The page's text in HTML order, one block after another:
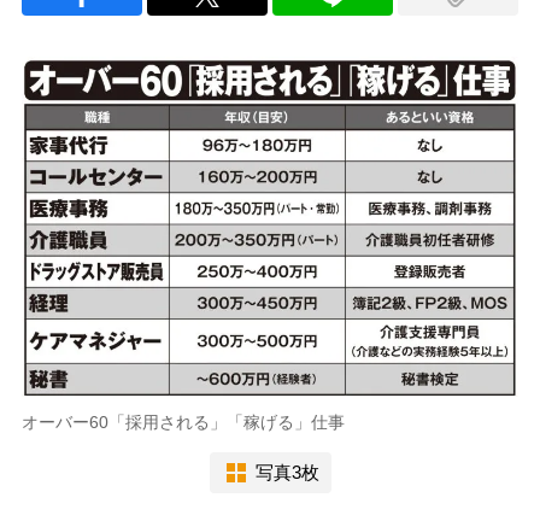
オーバー60「採用される」「稼げる」仕事
写真3枚